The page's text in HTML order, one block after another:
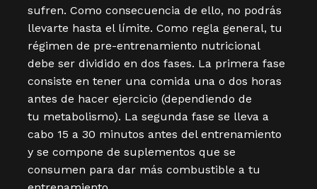
sufren. Como consecuencia de ello, no podrás
llevarte hasta el límite. Como regla general, tu
régimen de pre-entrenamiento nutricional
debe ser dividido en dos fases. La primera fase
consiste en tener una comida una o dos horas
antes de hacer ejercicio (dependiendo de
tu metabolismo). La segunda fase se lleva a
cabo 15 a 30 minutos antes del entrenamiento
y se compone de suplementos que se
consumen para dar más combustible a tu